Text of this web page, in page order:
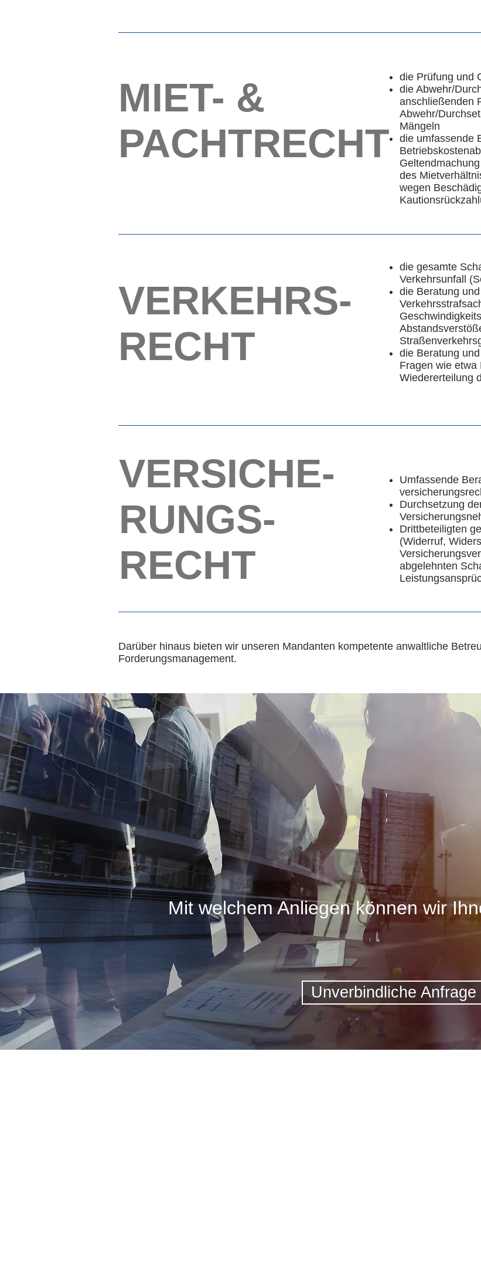
MIET- &
PACHTRECHT
die Prüfung und
die Abwehr/
anschließenden
Abwehr/
Mängeln
die umfassende
des
wegen
VERKEHRS-
RECHT
die gesamte
Verkehrsunfall
die Beratung
die Beratung
Fragen wie etwa
Wiedererteilung
VERSICHE-
RUNGS-
RECHT
Umfassende
Durchsetzung
Drittbeteiligten
(Widerruf,
abgelehnten
Darüber hinaus bieten wir unseren Mandanten kompetente anwaltliche
Forderungsmanagement.
Mit welchem Anliegen können wir
Unverbindliche Anfrage